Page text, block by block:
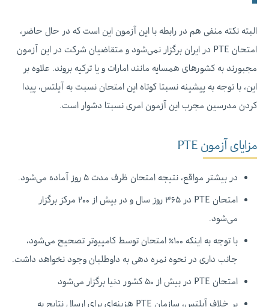
البته نکته منفی هم در رابطه با این آزمون این است که در حال حاضر،
امتحان PTE در ایران برگزار نمی‌شود و متقاضیان شرکت در این آزمون
مجبورند به کشورهای همسایه مانند امارات و یا ترکیه بروند. علاوه بر
این، با توجه به پیشینه نسبتا کوتاه این امتحان نسبت به آیلتس، پیدا
کردن مدرسین مجرب این آزمون امری نسبتا دشوار است.
مزایای آزمون PTE
در بیشتر مواقع، نتیجه امتحان ظرف مدت ۵ روز آماده می‌شود.
امتحان PTE در ۳۶۵ روز سال و در بیش از ۲۰۰ مرکز برگزار
می‌شود.
با توجه به اینکه ۱۰۰٪ امتحان توسط کامپیوتر تصحیح می‌شود،
جانب داری در نحوه نمره دهی به داوطلبان وجود نخواهد داشت.
امتحان PTE در بیش از ۵۰ کشور دنیا برگزار می‌شود
بر خلاف آیلتس، سازمان PTE هزینه‌ای برای ارسال نتایج به